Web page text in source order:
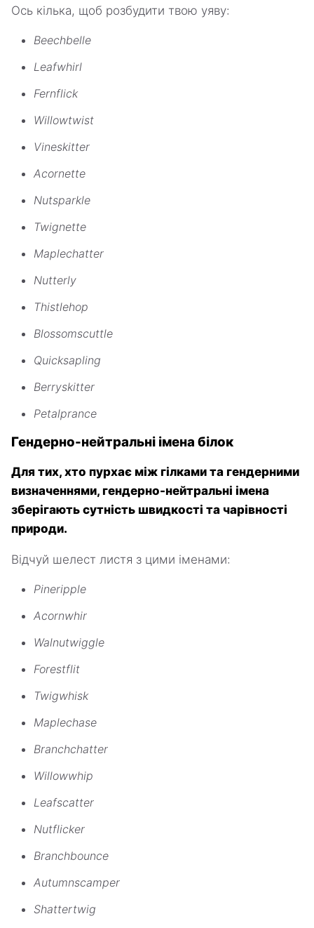
Ось кілька, щоб розбудити твою уяву:
Beechbelle
Leafwhirl
Fernflick
Willowtwist
Vineskitter
Acornette
Nutsparkle
Twignette
Maplechatter
Nutterly
Thistlehop
Blossomscuttle
Quicksapling
Berryskitter
Petalprance
Гендерно-нейтральні імена білок
Для тих, хто пурхає між гілками та гендерними
визначеннями, гендерно-нейтральні імена
зберігають сутність швидкості та чарівності
природи.
Відчуй шелест листя з цими іменами:
Pineripple
Acornwhir
Walnutwiggle
Forestflit
Twigwhisk
Maplechase
Branchchatter
Willowwhip
Leafscatter
Nutflicker
Branchbounce
Autumnscamper
Shattertwig